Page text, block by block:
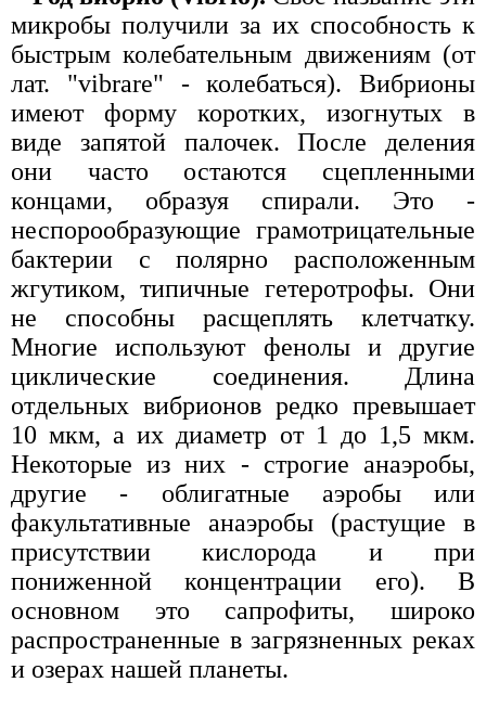
микробы получили за их способность к
быстрым колебательным движениям (от
лат. "vibrare" - колебаться). Вибрионы
имеют форму коротких, изогнутых в
виде запятой палочек. После деления
они часто остаются сцепленными
концами, образуя спирали. Это -
неспорообразующие грамотрицательные
бактерии с полярно расположенным
жгутиком, типичные гетеротрофы. Они
не способны расщеплять клетчатку.
Многие используют фенолы и другие
циклические соединения. Длина
отдельных вибрионов редко превышает
10 мкм, а их диаметр от 1 до 1,5 мкм.
Некоторые из них - строгие анаэробы,
другие - облигатные аэробы или
факультативные анаэробы (растущие в
присутствии кислорода и при
пониженной концентрации его). В
основном это сапрофиты, широко
распространенные в загрязненных реках
и озерах нашей планеты.